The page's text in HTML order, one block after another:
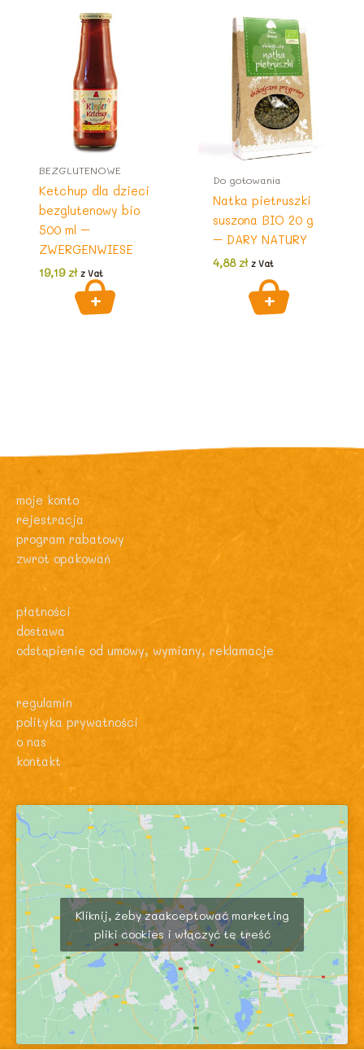
BEZGLUTENOWE
Ketchup dla dzieci
bezglutenowy bio
500 ml –
ZWERGENWIESE
19,19zł z Vat
Do gotowania
Natka pietruszki
suszona BIO 20 g
– DARY NATURY
4,88zł z Vat
moje konto
rejestracja
program rabatowy
zwrot opakowań
płatności
dostawa
odstąpienie od umowy, wymiany, reklamacje
regulamin
polityka prywatności
o nas
kontakt
Kliknij, żeby zaakceptować marketing
pliki cookies i włączyć tę treść